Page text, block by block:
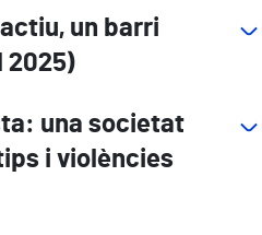
un barri
2025)
una societat
i violències